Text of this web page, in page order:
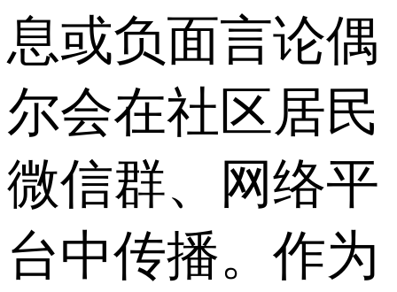
息或负面言论偶
尔会在社区居民
微信群、网络平
台中传播。作为